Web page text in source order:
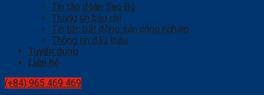
Tin tập đoàn Sao Đỏ
Thông tin báo chí
Tin tức bất động sản công nghiệp
Thông tin đấu thầu
Tuyển dụng
Liên hệ
(+84) 965 469 469